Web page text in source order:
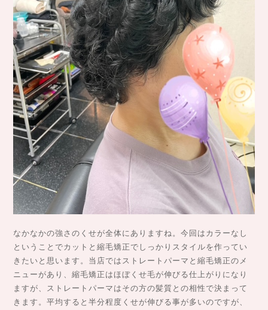
なかなかの強さのくせが全体にありますね。今回はカラーなし
ということでカットと縮毛矯正でしっかりスタイルを作ってい
きたいと思います。当店ではストレートパーマと縮毛矯正のメ
ニューがあり、縮毛矯正はほぼくせ毛が伸びる仕上がりになり
ますが、ストレートパーマはその方の髪質との相性で決まって
きます。平均すると半分程度くせが伸びる事が多いのですが、